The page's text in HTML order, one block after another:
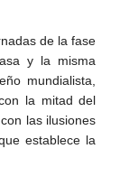
de la fase
y la misma
mundialista,
la mitad del
las ilusiones
establece la